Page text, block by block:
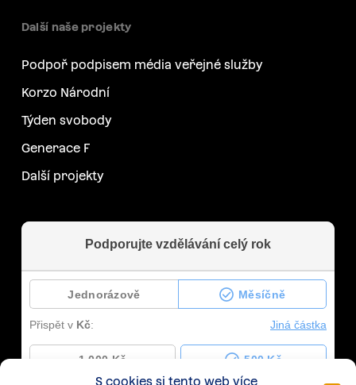
S cookies si tento web více
Další naše projekty
Podpoř podpisem média veřejné služby
Korzo Národní
Týden svobody
Generace F
Další projekty